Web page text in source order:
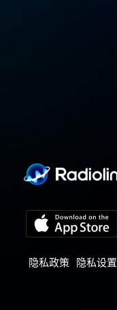
隐私政策 隐私设置